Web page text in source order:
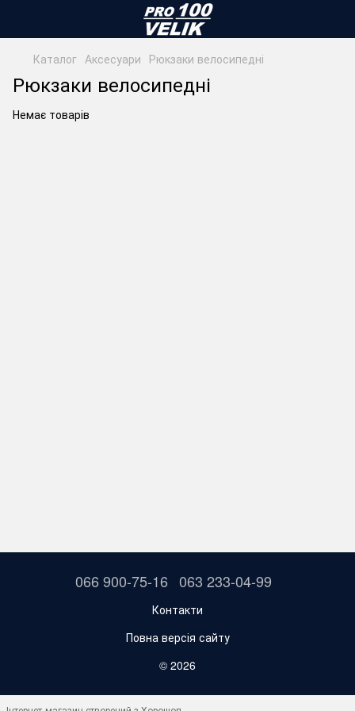
Каталог Аксесуари Рюкзаки велосипедні
Рюкзаки велосипедні
Немає товарів
066 900-75-16 063 233-04-99
Контакти
Повна версія сайту
© 2026